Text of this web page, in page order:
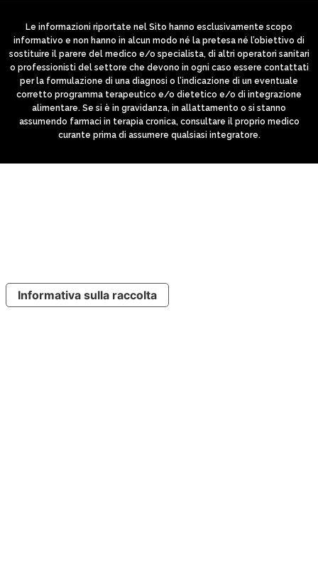
Le informazioni riportate nel Sito hanno esclusivamente scopo
informativo e non hanno in alcun modo né la pretesa né l’obiettivo di
sostituire il parere del medico e/o specialista, di altri operatori sanitari
o professionisti del settore che devono in ogni caso essere contattati
per la formulazione di una diagnosi o l’indicazione di un eventuale
corretto programma terapeutico e/o dietetico e/o di integrazione
alimentare. Se si è in gravidanza, in allattamento o si stanno
assumendo farmaci in terapia cronica, consultare il proprio medico
curante prima di assumere qualsiasi integratore.
Informativa sulla raccolta